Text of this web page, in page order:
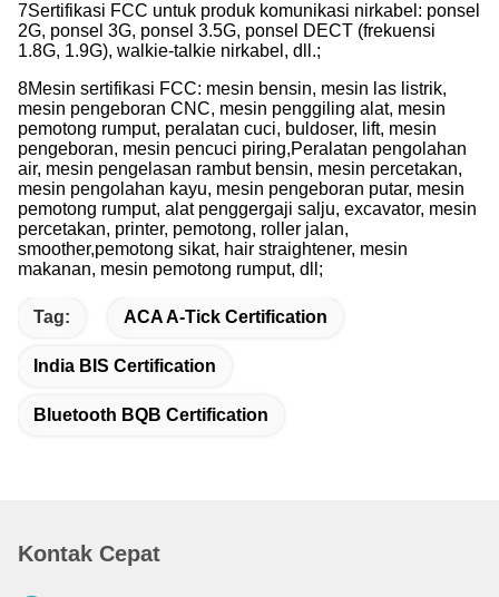
7Sertifikasi FCC untuk produk komunikasi nirkabel: ponsel
2G, ponsel 3G, ponsel 3.5G, ponsel DECT (frekuensi
1.8G, 1.9G), walkie-talkie nirkabel, dll.;
8Mesin sertifikasi FCC: mesin bensin, mesin las listrik,
mesin pengeboran CNC, mesin penggiling alat, mesin
pemotong rumput, peralatan cuci, buldoser, lift, mesin
pengeboran, mesin pencuci piring,Peralatan pengolahan
air, mesin pengelasan rambut bensin, mesin percetakan,
mesin pengolahan kayu, mesin pengeboran putar, mesin
pemotong rumput, alat penggergaji salju, excavator, mesin
percetakan, printer, pemotong, roller jalan,
smoother,pemotong sikat, hair straightener, mesin
makanan, mesin pemotong rumput, dll;
Tag: ACA A-Tick Certification
India BIS Certification
Bluetooth BQB Certification
Kontak Cepat